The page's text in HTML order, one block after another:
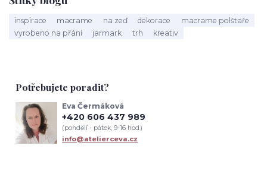
inspirace macrame na zeď dekorace
macrame polštaře
vyrobeno na přání
jarmark trh kreativ
Potřebujete poradit?
Eva Čermáková
+420 606 437 989
(pondělí - pátek, 9-16 hod.)
info@atelierceva.cz